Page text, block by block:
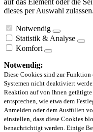
auf das Element oder die
dieses per Auswahl zulassen.
Notwendig
Statistik & Analyse
Komfort
Notwendig:
Diese Cookies sind zur
Systemen nicht deaktiviert
Reaktion auf von Ihnen
entsprechen, wie etwa dem
Anmelden oder dem Ausfüllen
einstellen, dass diese Cookies
benachrichtigt werden. Einige